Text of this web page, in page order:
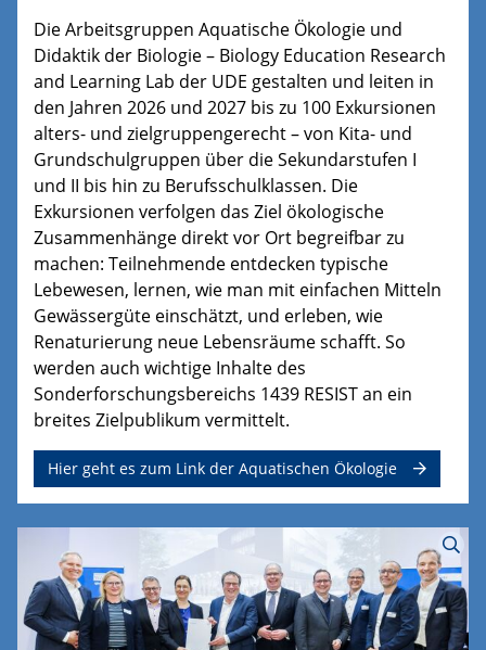
Die Arbeitsgruppen Aquatische Ökologie und
Didaktik der Biologie – Biology Education Research
and Learning Lab der UDE gestalten und leiten in
den Jahren 2026 und 2027 bis zu 100 Exkursionen
alters- und zielgruppengerecht – von Kita- und
Grundschulgruppen über die Sekundarstufen I
und II bis hin zu Berufsschulklassen. Die
Exkursionen verfolgen das Ziel ökologische
Zusammenhänge direkt vor Ort begreifbar zu
machen: Teilnehmende entdecken typische
Lebewesen, lernen, wie man mit einfachen Mitteln
Gewässergüte einschätzt, und erleben, wie
Renaturierung neue Lebensräume schafft. So
werden auch wichtige Inhalte des
Sonderforschungsbereichs 1439 RESIST an ein
breites Zielpublikum vermittelt.
Hier geht es zum Link der Aquatischen Ökologie